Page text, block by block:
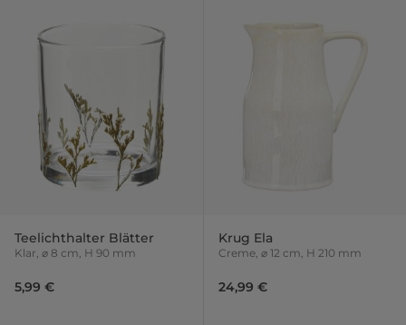
Teelichthalter Blätter
Klar, ⌀ 8 cm, H 90 mm
5,99 €
Krug Ela
Creme, ⌀ 12 cm, H 210 mm
24,99 €